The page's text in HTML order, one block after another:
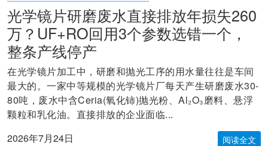
光学镜片研磨废水直接排放年损失260
万？UF+RO回用3个参数选错一个，
整条产线停产
在光学镜片加工中，研磨和抛光工序的用水量往往是车间
最大的。一家中等规模的光学镜片厂每天产生研磨废水30-
80吨，废水中含Ceria(氧化铈)抛光粉、Al₂O₃磨料、悬浮
颗粒和乳化油。直接排放的企业面临...
2026年7月24日
阅读全文